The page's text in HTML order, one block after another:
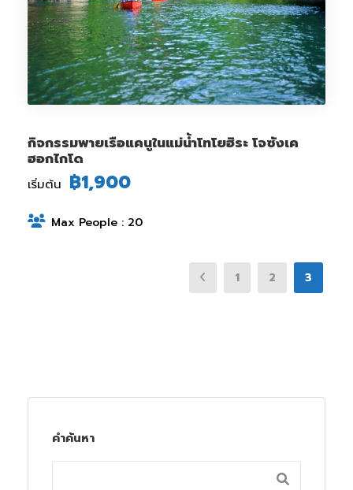
กิจกรรมพายเรือแคนูในแม่น้ำโทโยฮิระ โจซังเค
ฮอกไกโด
เริ่มต้น ฿1,900
Max People : 20
1 2 3
คำค้นหา